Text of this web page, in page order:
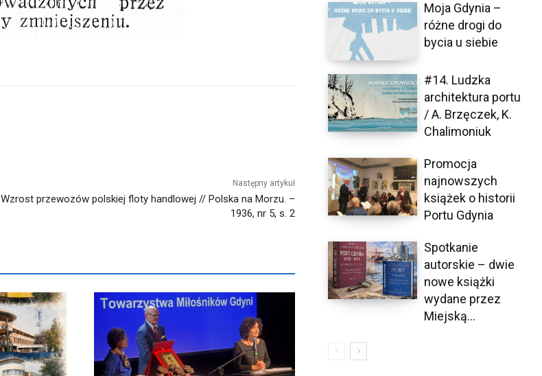
Następny artykuł
Wzrost przewozów polskiej floty handlowej // Polska na Morzu. –
1936, nr 5, s. 2
Moja Gdynia –
różne drogi do
bycia u siebie
#14. Ludzka
architektura portu
/ A. Brzęczek, K.
Chalimoniuk
Promocja
najnowszych
książek o historii
Portu Gdynia
Spotkanie
autorskie – dwie
nowe książki
wydane przez
Miejską...